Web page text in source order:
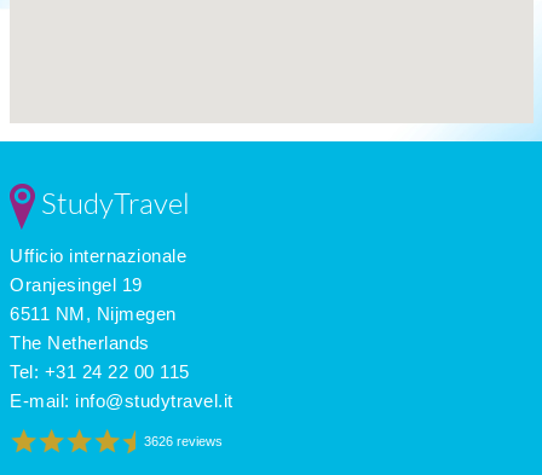
StudyTravel
Ufficio internazionale
Oranjesingel 19
6511 NM, Nijmegen
The Netherlands
Tel: +31 24 22 00 115
E-mail: info@studytravel.it
3626 reviews